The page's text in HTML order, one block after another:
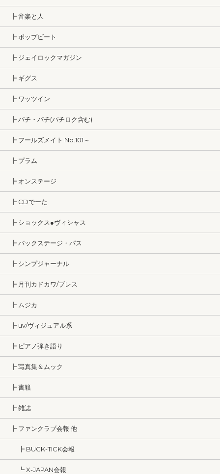
┣ 音楽と人
┣ ポップビート
┣ ジェイロックマガジン
┣ ギグス
┣ ワッツイン
┣ パチ・パチ(パチロク含む)
┣ フールズメイト No.101～
┣ プラム
┣ オンステージ
┣ CDでーた
┣ ショックス●ヴィシャス
┣ バックステージ・パス
┣ シンプジャーナル
┣ 月刊カドカワ/ブレス
┣ ムジカ
┣ uv/ヴィジュアル系
┣ ピアノ弾き語り
┣ 写真集＆ムック
┣ 書籍
┣ 雑誌
┣ ファンクラブ会報 他
┣ BUCK-TICK会報
┗ X-JAPAN会報